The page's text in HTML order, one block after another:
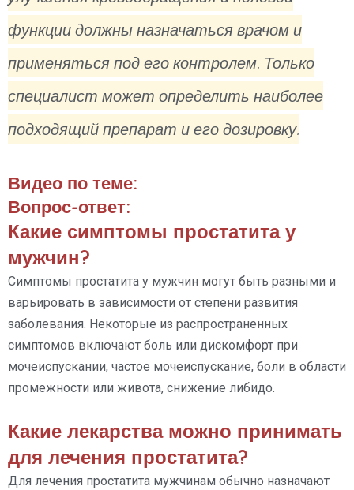
функции должны назначаться врачом и
применяться под его контролем. Только
специалист может определить наиболее
подходящий препарат и его дозировку.
Видео по теме:
Вопрос-ответ:
Какие симптомы простатита у
мужчин?
Симптомы простатита у мужчин могут быть разными и
варьировать в зависимости от степени развития
заболевания. Некоторые из распространенных
симптомов включают боль или дискомфорт при
мочеиспускании, частое мочеиспускание, боли в области
промежности или живота, снижение либидо.
Какие лекарства можно принимать
для лечения простатита?
Для лечения простатита мужчинам обычно назначают